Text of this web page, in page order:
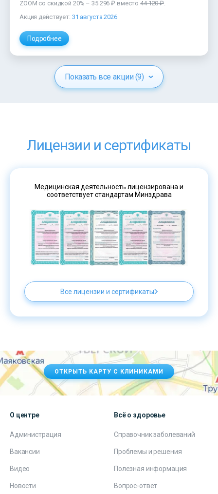
ZOOM со скидкой 20% –35 296 ₽ вместо44 120 ₽.
Акция действует: 31 августа 2026
Подробнее
Показать все акции (9)
Лицензии и сертификаты
Медицинская деятельность лицензирована и
соответствует стандартам Минздрава
Все лицензии и сертификаты
ОТКРЫТЬ КАРТУ С КЛИНИКАМИ
О центре
Администрация
Вакансии
Видео
Новости
Всё о здоровье
Справочник заболеваний
Проблемы и решения
Полезная информация
Вопрос-ответ